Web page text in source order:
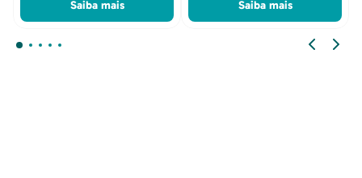
Saiba mais Saiba mais